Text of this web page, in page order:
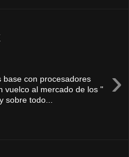
›
base con procesadores
vuelco al mercado de los "
sobre todo...